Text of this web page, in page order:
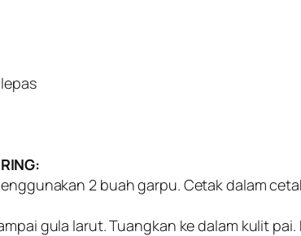
2 buah garpu. Cetak dalam
gula larut. Tuangkan ke dalam kulit